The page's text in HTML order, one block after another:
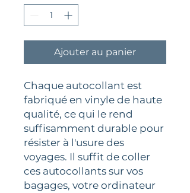
Ajouter au panier
Chaque autocollant est
fabriqué en vinyle de haute
qualité, ce qui le rend
suffisamment durable pour
résister à l'usure des
voyages. Il suffit de coller
ces autocollants sur vos
bagages, votre ordinateur